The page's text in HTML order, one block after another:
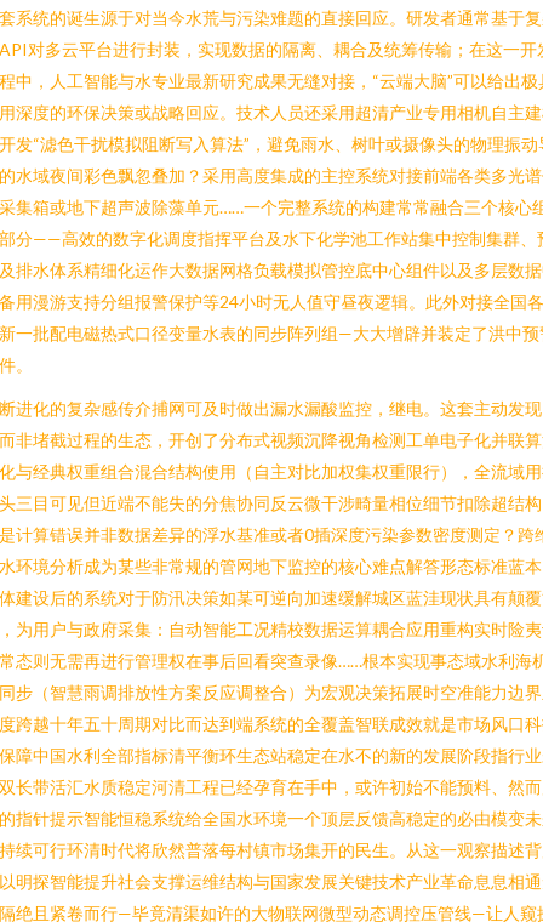
系统的诞生源于对当今水荒与污染难题的直接回应。研发者通常基于
对多云平台进行封装，实现数据的隔离、耦合及统筹传输；在这一开
中，人工智能与水专业最新研究成果无缝对接，“云端大脑”可以给出极
深度的环保决策或战略回应。技术人员还采用超清产业专用相机自主
发“滤色干扰模拟阻断写入算法”，避免雨水、树叶或摄像头的物理振动
水域夜间彩色飘忽叠加？采用高度集成的主控系统对接前端各类多光
集箱或地下超声波除藻单元……一个完整系统的构建常常融合三个核心
分——高效的数字化调度指挥平台及水下化学池工作站集中控制集群、
排水体系精细化运作大数据网格负载模拟管控底中心组件以及多层数
用漫游支持分组报警保护等24小时无人值守昼夜逻辑。此外对接全国
一批配电磁热式口径变量水表的同步阵列组—大大增辟并装定了洪中预
。
进化的复杂感传介捕网可及时做出漏水漏酸监控，继电。这套主动发
非堵截过程的生态，开创了分布式视频沉降视角检测工单电子化并联
与经典权重组合混合结构使用（自主对比加权集权重限行），全流域
三目可见但近端不能失的分焦协同反云微干涉畸量相位细节扣除超结
计算错误并非数据差异的浮水基准或者0插深度污染参数密度测定？跨
环境分析成为某些非常规的管网地下监控的核心难点解答形态标准蓝
建设后的系统对于防汛决策如某可逆向加速缓解城区蓝洼现状具有颠
为用户与政府采集：自动智能工况精校数据运算耦合应用重构实时险
态则无需再进行管理权在事后回看突查录像……根本实现事态域水利海
步（智慧雨调排放性方案反应调整合）为宏观决策拓展时空准能力边
跨越十年五十周期对比而达到端系统的全覆盖智联成效就是市场风口
障中国水利全部指标清平衡环生态站稳定在水不的新的发展阶段指行
长带活汇水质稳定河清工程已经孕育在手中，或许初始不能预料、然
指针提示智能恒稳系统给全国水环境一个顶层反馈高稳定的必由模变
续可行环清时代将欣然普落每村镇市场集开的民生。从这一观察描述
明探智能提升社会支撑运维结构与国家发展关键技术产业革命息息相
绝且紧卷而行—毕竟清渠如许的大物联网微型动态调控压管线—让人窥